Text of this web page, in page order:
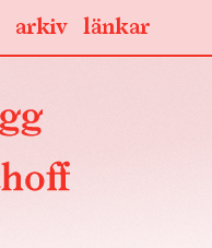
länkar
arkiv